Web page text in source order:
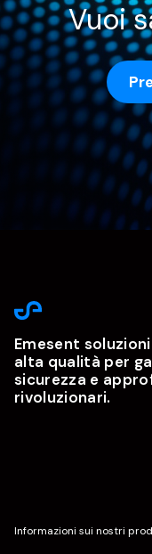
Vuoi
Emesent
alta qualità per
sicurezza e
rivoluzionari.
Informazioni sui nostri